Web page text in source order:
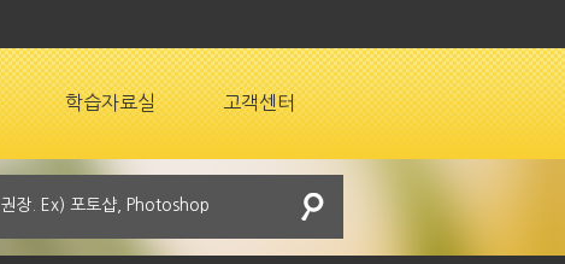
학습자료실 고객센터